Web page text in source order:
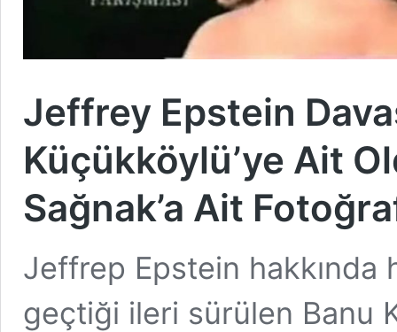
Jeffrey Epstein
Küçükköylü’ye Ait
Sağnak’a Ait
Jeffrep Epstein hakkında
geçtiği ileri sürülen Banu